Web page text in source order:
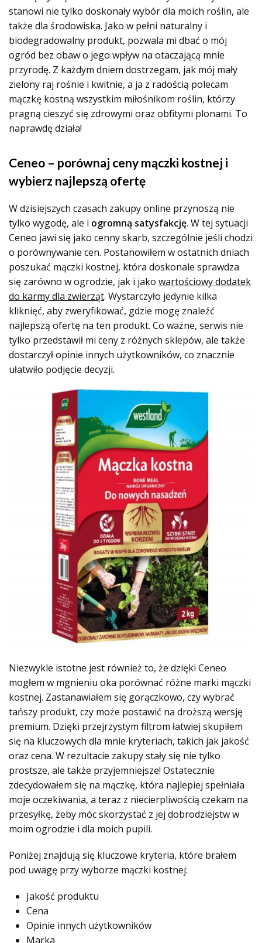
stanowi nie tylko doskonały wybór dla moich roślin, ale
także dla środowiska. Jako w pełni naturalny i
biodegradowalny produkt, pozwala mi dbać o mój
ogród bez obaw o jego wpływ na otaczającą mnie
przyrodę. Z każdym dniem dostrzegam, jak mój mały
zielony raj rośnie i kwitnie, a ja z radością polecam
mączkę kostną wszystkim miłośnikom roślin, którzy
pragną cieszyć się zdrowymi oraz obfitymi plonami. To
naprawdę działa!
Ceneo – porównaj ceny mączki kostnej i
wybierz najlepszą ofertę
W dzisiejszych czasach zakupy online przynoszą nie
tylko wygodę, ale i ogromną satysfakcję. W tej sytuacji
Ceneo jawi się jako cenny skarb, szczególnie jeśli chodzi
o porównywanie cen. Postanowiłem w ostatnich dniach
poszukać mączki kostnej, która doskonale sprawdza
się zarówno w ogrodzie, jak i jako wartościowy dodatek
do karmy dla zwierząt. Wystarczyło jedynie kilka
kliknięć, aby zweryfikować, gdzie mogę znaleźć
najlepszą ofertę na ten produkt. Co ważne, serwis nie
tylko przedstawił mi ceny z różnych sklepów, ale także
dostarczył opinie innych użytkowników, co znacznie
ułatwiło podjęcie decyzji.
Niezwykle istotne jest również to, że dzięki Ceneo
mogłem w mgnieniu oka porównać różne marki mączki
kostnej. Zastanawiałem się gorączkowo, czy wybrać
tańszy produkt, czy może postawić na droższą wersję
premium. Dzięki przejrzystym filtrom łatwiej skupiłem
się na kluczowych dla mnie kryteriach, takich jak jakość
oraz cena. W rezultacie zakupy stały się nie tylko
prostsze, ale także przyjemniejsze! Ostatecznie
zdecydowałem się na mączkę, która najlepiej spełniała
moje oczekiwania, a teraz z niecierpliwością czekam na
przesyłkę, żeby móc skorzystać z jej dobrodziejstw w
moim ogrodzie i dla moich pupili.
Poniżej znajdują się kluczowe kryteria, które brałem
pod uwagę przy wyborze mączki kostnej:
Jakość produktu
Cena
Opinie innych użytkowników
Marka